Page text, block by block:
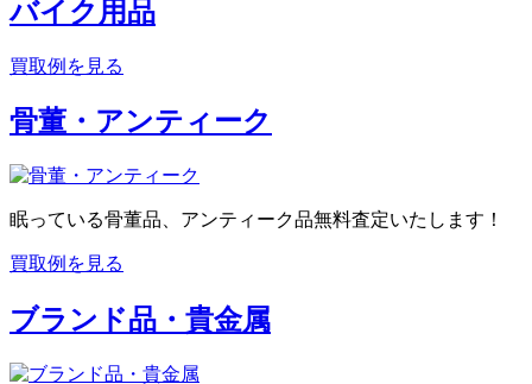
バイク用品
買取例を見る
骨董・アンティーク
眠っている骨董品、アンティーク品無料査定いたします！
買取例を見る
ブランド品・貴金属